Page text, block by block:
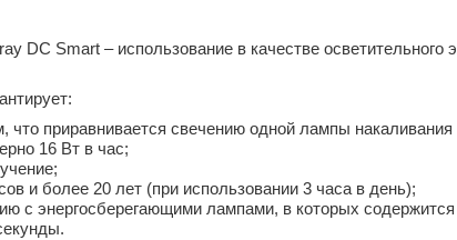
DC Smart – использование в качестве осветительного
что приравнивается свечению одной лампы
16 Вт в час;
и более 20 лет (при использовании 3 часа в день);
с энергосберегающими лампами, в которых содержится